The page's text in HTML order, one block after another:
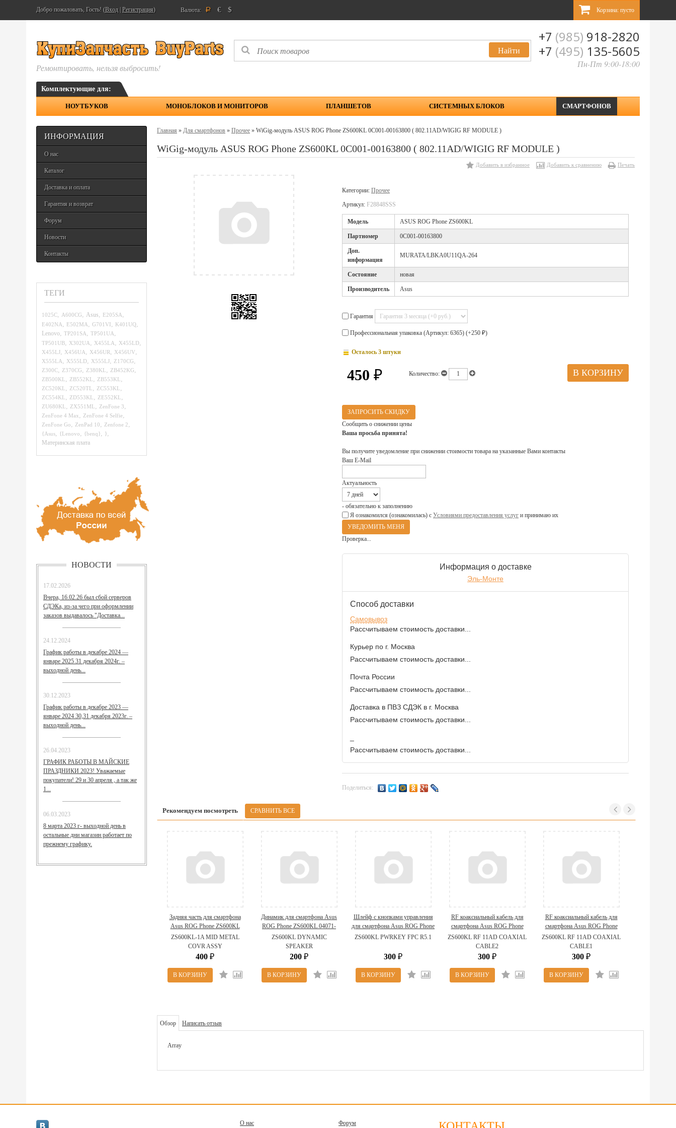
Добро пожаловать, Гость! (Вход Регистрация) Валюта: Р € $ Корзина: пусто
Ремонтировать, нельзя выбросить!
+7 (985) 918-2820
+7 (495) 135-5605
Пн-Пт 9:00-18:00
Комплектующие для:
НОУТБУКОВ МОНОБЛОКОВ И МОНИТОРОВ ПЛАНШЕТОВ СИСТЕМНЫХ БЛОКОВ СМАРТФОНОВ
ИНФОРМАЦИЯ
О нас
Каталог
Доставка и оплата
Гарантия и возврат
Форум
Новости
Контакты
ТЕГИ
1025C, A600CG, Asus, E205SA,
E402NA, E502MA, G701VI, K401UQ,
Lenovo, TP201SA, TP501UA,
TP501UB, X302UA, X455LA, X455LD,
X455LJ, X456UA, X456UR, X456UV,
X555LA, X555LD, X555LJ, Z170CG,
Z300C, Z370CG, Z380KL, ZB452KG,
ZB500KL, ZB552KL, ZB553KL,
ZC520KL, ZC520TL, ZC553KL,
ZC554KL, ZD553KL, ZE552KL,
ZU680KL, ZX551ML, ZenFone 3,
ZenFone 4 Max, ZenFone 4 Selfie,
ZenFone Go, ZenPad 10, Zenfone 2,
{Asus, {Lenovo, {benq}, },
Материнская плата
НОВОСТИ
17.02.2026
Вчера, 16.02.26 был сбой серверов
СДЭКа, из-за чего при оформлении
заказов выдавалось "Доставка...
24.12.2024
График работы в декабре 2024 —
январе 2025 31 декабря 2024г. –
выходной день...
30.12.2023
График работы в декабре 2023 —
январе 2024 30,31 декабря 2023г. –
выходной день...
26.04.2023
ГРАФИК РАБОТЫ В МАЙСКИЕ
ПРАЗДНИКИ 2023! Уважаемые
покупатели! 29 и 30 апреля , а так же
1...
06.03.2023
8 марта 2023 г- выходной день в
остальные дни магазин работает по
прежнему графику.
Главная » Для смартфонов » Прочее » WiGig-модуль ASUS ROG Phone ZS600KL 0C001-00163800 ( 802.11AD/WIGIG RF MODULE )
WiGig-модуль ASUS ROG Phone ZS600KL 0C001-00163800 ( 802.11AD/WIGIG RF MODULE )
Добавить в избранное Добавить к сравнению Печать
Категории: Прочее
Артикул: F28848SSS
Модель ASUS ROG Phone ZS600KL
Партномер 0C001-00163800
Доп.
информация
MURATA/LBKA0U11QA-264
Cостояние новая
Производитель Asus
Гарантия
Профессиональная упаковка (Артикул: 6365) (+250 ₽)
Осталось 3 штуки
450 ₽ Количество:
ЗАПРОСИТЬ СКИДКУ
Сообщить о снижении цены
Ваша просьба принята!
Вы получите уведомление при снижении стоимости товара на указанные Вами контакты
Ваш E-Mail
Актуальность
- обязательно к заполнению
Я ознакомился (ознакомилась) с Условиями предоставления услуг и принимаю их
Проверка...
Информация о доставке
Эль-Монте
Способ доставки
Самовывоз
Рассчитываем стоимость доставки...
Курьер по г. Москва
Рассчитываем стоимость доставки...
Почта России
Рассчитываем стоимость доставки...
Доставка в ПВЗ СДЭК в г. Москва
Рассчитываем стоимость доставки...
Рассчитываем стоимость доставки...
Поделиться:
Рекомендуем посмотреть
Задняя часть для смартфона
Asus ROG Phone ZS600KL
13AZ01Q1AM0212 ( ZS600KL-
1A MID METAL COVR ASSY )
ZS600KL-1A MID METAL
COVR ASSY
400 ₽
Динамик для смартфона Asus
ROG Phone ZS600KL 04071-
02060500 ( ZS600KL
DYNAMIC SPEAKER )
ZS600KL DYNAMIC
SPEAKER
200 ₽
Шлейф с кнопками управления
для смартфона Asus ROG Phone
ZS600KL 08030-05615000 (
ZS600KL PWRKEY FPC R5.1
300 ₽
RF коаксиальный кабель для
смартфона Asus ROG Phone
ZS600KL 14012-00600600 (
ZS600KL RF 11AD COAXIAL
CABLE2 )
ZS600KL RF 11AD COAXIAL
CABLE2
300 ₽
RF коаксиальный кабель для
смартфона Asus ROG Phone
ZS600KL 14012-00600200 (
ZS600KL RF 11AD COAXIAL
CABLE1 )
ZS600KL RF 11AD COAXIAL
CABLE1
300 ₽
Обзор Написать отзыв
Array
О нас Форум